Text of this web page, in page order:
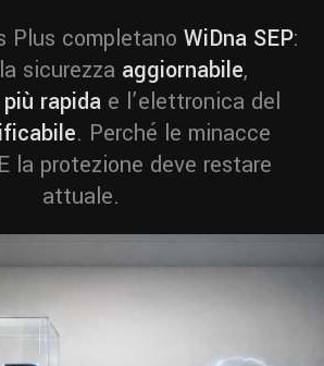
Plus completano WiDna SEP:
sicurezza aggiornabile,
più rapida e l’elettronica del
. Perché le minacce
la protezione deve restare
attuale.